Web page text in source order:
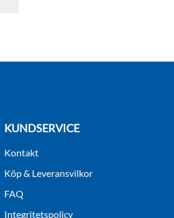
KUNDSERVICE
Kontakt
Köp & Leveransvilkor
FAQ
Integritetspolicy